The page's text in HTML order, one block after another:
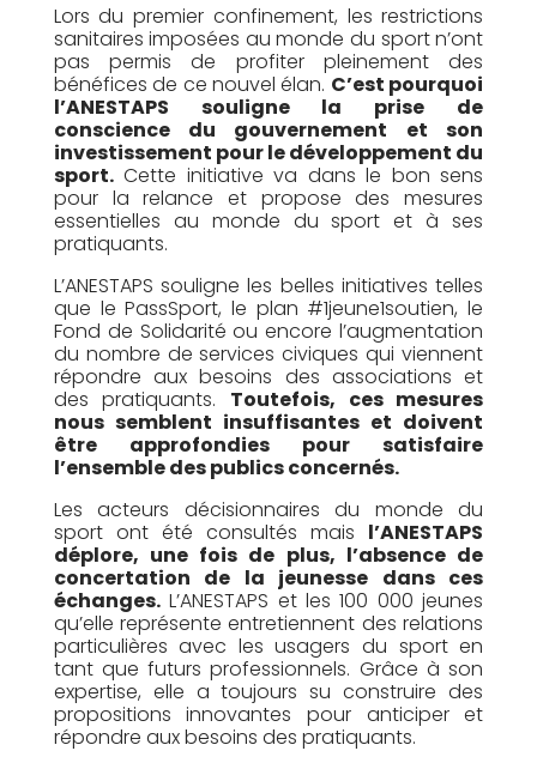
Lors du premier confinement, les restrictions
sanitaires imposées au monde du sport n’ont
pas permis de profiter pleinement des
bénéfices de ce nouvel élan. C’est pourquoi
l’ANESTAPS souligne la prise de
conscience du gouvernement et son
investissement pour le développement du
sport.Cette initiative va dans le bon sens
pour la relance et propose des mesures
essentielles au monde du sport et à ses
pratiquants.
L’ANESTAPS souligne les belles initiatives telles
que le PassSport, le plan #1jeune1soutien, le
Fond de Solidarité ou encore l’augmentation
du nombre de services civiques qui viennent
répondre aux besoins des associations et
des pratiquants. Toutefois, ces mesures
nous semblent insuffisantes et doivent
être approfondies pour satisfaire
l’ensemble des publics concernés.
Les acteurs décisionnaires du monde du
sport ont été consultés mais l’ANESTAPS
déplore, une fois de plus, l’absence de
concertation de la jeunesse dans ces
échanges.L’ANESTAPS et les 100 000 jeunes
qu’elle représente entretiennent des relations
particulières avec les usagers du sport en
tant que futurs professionnels. Grâce à son
expertise, elle a toujours su construire des
propositions innovantes pour anticiper et
répondre aux besoins des pratiquants.